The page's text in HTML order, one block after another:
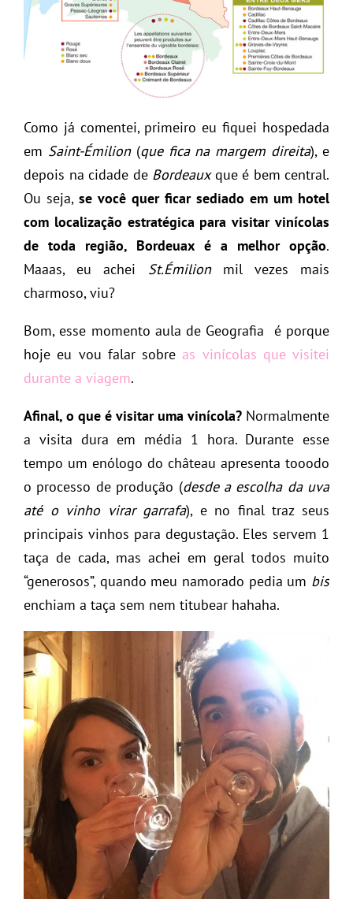
Como já comentei, primeiro eu fiquei hospedada
em Saint-Émilion(que fica na margem direita), e
depois na cidade de Bordeauxque é bem central.
Ou seja, se você quer ficar sediado em um hotel
com localização estratégica para visitar vinícolas
de toda região, Bordeuax é a melhor opção.
Maaas, eu achei St.Émilionmil vezes mais
charmoso, viu?
Bom, esse momento aula de Geografia é porque
hoje eu vou falar sobre as vinícolas que visitei
durante a viagem.
Afinal, o que é visitar uma vinícola? Normalmente
a visita dura em média 1 hora. Durante esse
tempo um enólogo do château apresenta tooodo
o processo de produção (desde a escolha da uva
até o vinho virar garrafa), e no final traz seus
principais vinhos para degustação. Eles servem 1
taça de cada, mas achei em geral todos muito
“generosos”, quando meu namorado pedia um bis
enchiam a taça sem nem titubear hahaha.